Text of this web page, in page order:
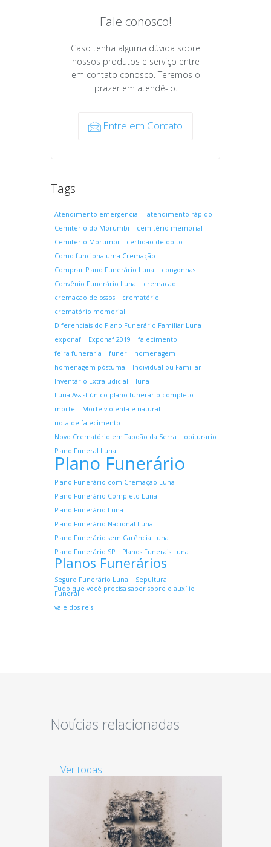
Fale conosco!
Caso tenha alguma dúvida sobre
nossos produtos e serviço entre
em contato conosco. Teremos o
prazer em atendê-lo.
Entre em Contato
Tags
Atendimento emergencial
atendimento rápido
Cemitério do Morumbi
cemitério memorial
Cemitério Morumbi
certidao de óbito
Como funciona uma Cremação
Comprar Plano Funerário Luna
congonhas
Convênio Funerário Luna
cremacao
cremacao de ossos
crematório
crematório memorial
Diferenciais do Plano Funerário Familiar Luna
exponaf
Exponaf 2019
falecimento
feira funeraria
funer
homenagem
homenagem póstuma
Individual ou Familiar
Inventário Extrajudicial
luna
Luna Assist único plano funerário completo
morte
Morte violenta e natural
nota de falecimento
Novo Crematório em Taboão da Serra
obiturario
Plano Funeral Luna
Plano Funerário
Plano Funerário com Cremação Luna
Plano Funerário Completo Luna
Plano Funerário Luna
Plano Funerário Nacional Luna
Plano Funerário sem Carência Luna
Plano Funerário SP
Planos Funerais Luna
Planos Funerários
Seguro Funerário Luna
Sepultura
Tudo que você precisa saber sobre o auxílio
Funeral
vale dos reis
Notícias relacionadas
Ver todas